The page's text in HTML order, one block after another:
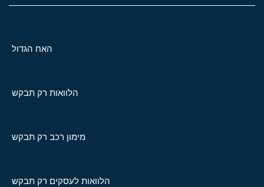
האח הגדול
הלוואות רק תבקש
מימון רכב רק תבקש
הלוואות לעסקים רק תבקש